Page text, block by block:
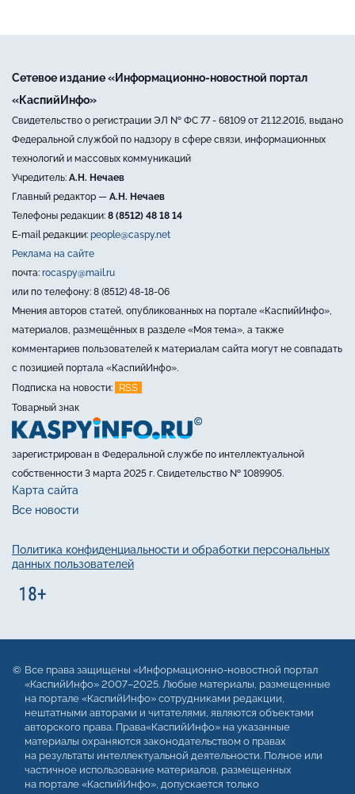
Сетевое издание «Информационно-новостной портал
«КаспийИнфо»
Свидетельство о регистрации ЭЛ № ФС 77 - 68109 от 21.12.2016, выдано
Федеральной службой по надзору в сфере связи, информационных
технологий и массовых коммуникаций
Учредитель: А.Н. Нечаев
Главный редактор — А.Н. Нечаев
Телефоны редакции: 8 (8512) 48 18 14
E-mail редакции: people@caspy.net
Реклама на сайте
почта: rocaspy@mail.ru
или по телефону: 8 (8512) 48-18-06
Мнения авторов статей, опубликованных на портале «КаспийИнфо»,
материалов, размещённых в разделе «Моя тема», а также
комментариев пользователей к материалам сайта могут не совпадать
с позицией портала «КаспийИнфо».
Подписка на новости:
RSS
Товарный знак
зарегистрирован в Федеральной службе по интеллектуальной
собственности 3 марта 2025 г. Свидетельство № 1089905.
Карта сайта
Все новости
Политика конфиденциальности и обработки персональных
данных пользователей
Все права защищены «Информационно-новостной портал
«КаспийИнфо» 2007–2025. Любые материалы, размещенные
на портале «КаспийИнфо» сотрудниками редакции,
нештатными авторами и читателями, являются объектами
авторского права. Права«КаспийИнфо» на указанные
материалы охраняются законодательством о правах
на результаты интеллектуальной деятельности. Полное или
частичное использование материалов, размещенных
на портале «КаспийИнфо», допускается только